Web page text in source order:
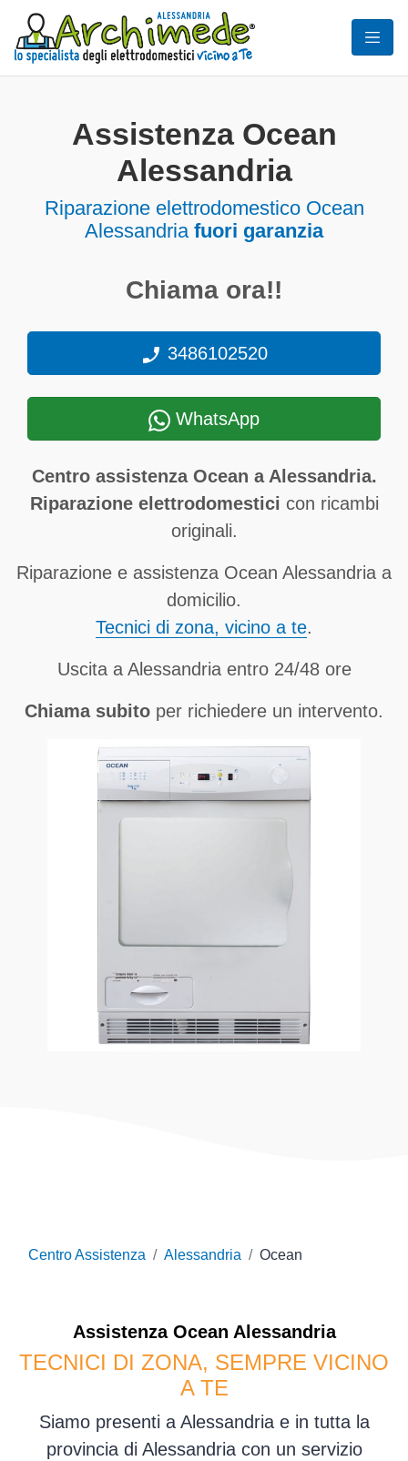
Assistenza Ocean
Alessandria
Riparazione elettrodomestico Ocean
Alessandria fuori garanzia
Chiama ora!!
3486102520
WhatsApp
Centro assistenza Ocean a Alessandria.
Riparazione elettrodomestici con ricambi
originali.
Riparazione e assistenza Ocean Alessandria a
domicilio.
Tecnici di zona, vicino a te.
Uscita a Alessandria entro 24/48 ore
Chiama subito per richiedere un intervento.
Centro Assistenza Alessandria Ocean
Assistenza Ocean Alessandria
TECNICI DI ZONA, SEMPRE VICINO
A TE
Siamo presenti a Alessandria e in tutta la
provincia di Alessandria con un servizio